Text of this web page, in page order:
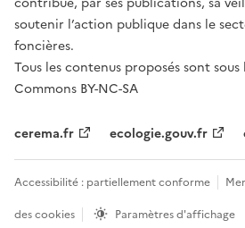
soutenir l’action publique dans le
foncières.
Tous les contenus proposés sont
Commons BY-NC-SA
cerema.fr ecologie.gouv.fr
Accessibilité : partiellement conforme
des cookies
Paramètres d'affichage